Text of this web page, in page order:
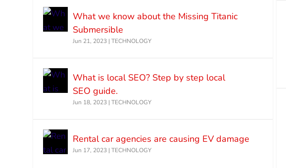
What we know about the Missing Titanic
Submersible
Jun 21, 2023 |TECHNOLOGY
What is local SEO? Step by step local
SEO guide.
Jun 18, 2023 |TECHNOLOGY
Rental car agencies are causing EV damage
Jun 17, 2023 |TECHNOLOGY